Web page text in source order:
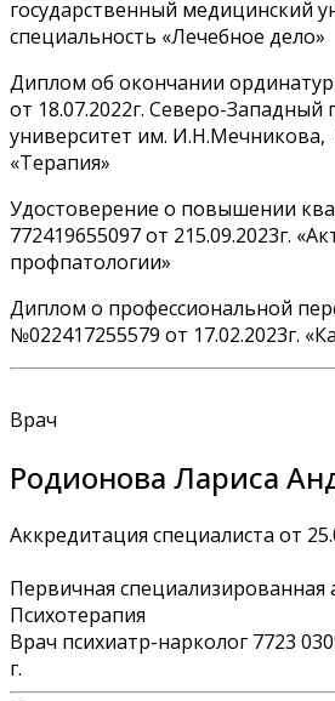
государственный медицинский
специальность «Лечебное дело»
Диплом об окончании
от 18.07.2022г. Северо-Западный
университет им. И.Н.Мечникова,
«Терапия»
Удостоверение о повышении
772419655097 от 215.09.2023г.
профпатологии»
Диплом о профессиональной
№022417255579 от 17.02.2023г.
Врач
Родионова Лариса
Аккредитация специалиста от
Первичная специализированная
Психотерапия
Врач психиатр-нарколог 7723
г.